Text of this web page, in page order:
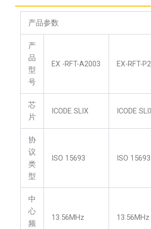
产品参数
产
品
型
号
EX -RFT-A2003 EX-RFT-
芯
片
ICODE SLIX ICODE
协
议
类
型
ISO 15693 ISO 15693
中
心
频
13.56MHz 13.56MHz